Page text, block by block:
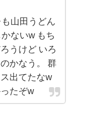
山田うどん
ないw もち
うけど いろ
かなう。 群
出てたなw
たぞw